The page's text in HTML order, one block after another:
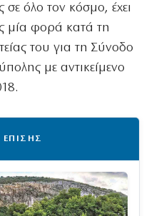
όλο τον κόσμο, έχει
μία φορά κατά τη
του για τη Σύνοδο
με αντικείμενο
ΕΠΙΣΗΣ